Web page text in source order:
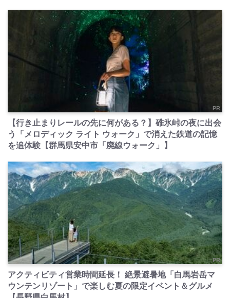
PR
【行き止まりレールの先に何がある？】碓氷峠の夜に出会
う「メロディック ライト ウォーク」で消えた鉄道の記憶
を追体験【群馬県安中市「廃線ウォーク」】
PR
アクティビティ営業時間延長！ 絶景避暑地「白馬岩岳マ
ウンテンリゾート」で楽しむ夏の限定イベント＆グルメ